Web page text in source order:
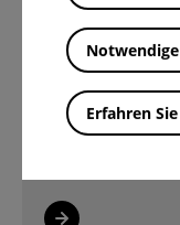
Erfahren